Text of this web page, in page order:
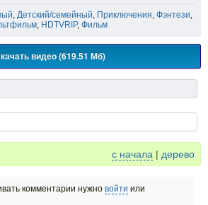
, Детский/семейный, Приключения, Фэнтези,
, HDTVRIP, Фильм
видео (619.51 Мб)
с начала | дерево
комментарии нужно войти или